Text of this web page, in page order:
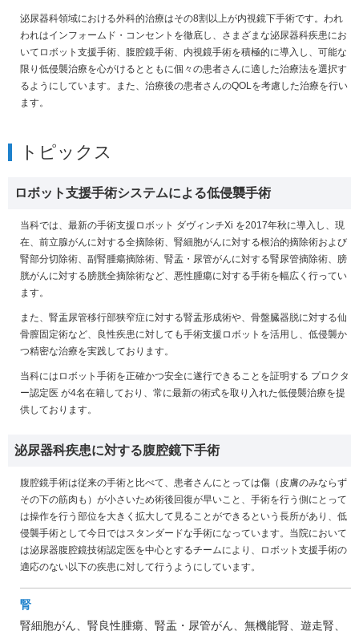
泌尿器科領域における外科的治療はその8割以上が内視鏡下手術です。われ
われはインフォームド・コンセントを徹底し、さまざまな泌尿器科疾患にお
いてロボット支援手術、腹腔鏡手術、内視鏡手術を積極的に導入し、可能な
限り低侵襲治療を心がけるとともに個々の患者さんに適した治療法を選択す
るようにしています。また、治療後の患者さんのQOLを考慮した治療を行い
ます。
トピックス
ロボット支援手術システムによる低侵襲手術
当科では、最新の手術支援ロボット ダヴィンチXi を2017年秋に導入し、現
在、前立腺がんに対する全摘除術、腎細胞がんに対する根治的摘除術および
腎部分切除術、副腎腫瘍摘除術、腎盂・尿管がんに対する腎尿管摘除術、膀
胱がんに対する膀胱全摘除術など、悪性腫瘍に対する手術を幅広く行ってい
ます。
また、腎盂尿管移行部狭窄症に対する腎盂形成術や、骨盤臓器脱に対する仙
骨膣固定術など、良性疾患に対しても手術支援ロボットを活用し、低侵襲か
つ精密な治療を実践しております。
当科にはロボット手術を正確かつ安全に遂行できることを証明する プロクタ
ー認定医 が4名在籍しており、常に最新の術式を取り入れた低侵襲治療を提
供しております。
泌尿器科疾患に対する腹腔鏡下手術
腹腔鏡手術は従来の手術と比べて、患者さんにとっては傷（皮膚のみならず
その下の筋肉も）が小さいため術後回復が早いこと、手術を行う側にとって
は操作を行う部位を大きく拡大して見ることができるという長所があり、低
侵襲手術として今日ではスタンダードな手術になっています。当院において
は泌尿器腹腔鏡技術認定医を中心とするチームにより、ロボット支援手術の
適応のない以下の疾患に対して行うようにしています。
腎
腎細胞がん、腎良性腫瘍、腎盂・尿管がん、無機能腎、遊走腎、